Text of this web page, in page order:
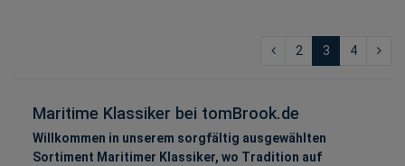
2 3 4
Maritime Klassiker bei tomBrook.de
Willkommen in unserem sorgfältig ausgewählten
Sortiment Maritimer Klassiker, wo Tradition auf